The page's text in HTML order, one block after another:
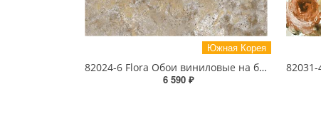
Южная Корея
82024-6 Flora Обои виниловые на бумажной основе 1.06*15.6
6 590 ₽